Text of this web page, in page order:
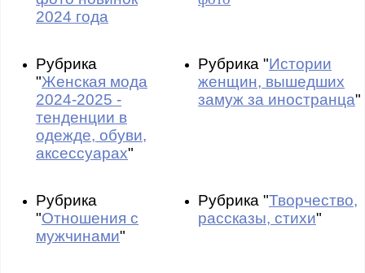
2024 года
Рубрика
"Женская мода
2024-2025 -
тенденции в
одежде, обуви,
аксессуарах"
Рубрика "Истории
женщин, вышедших
замуж за иностранца"
Рубрика
"Отношения с
мужчинами"
Рубрика "Творчество,
рассказы, стихи"